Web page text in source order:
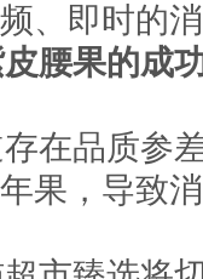
、即时的
腰果的成
在品质参
果，导致